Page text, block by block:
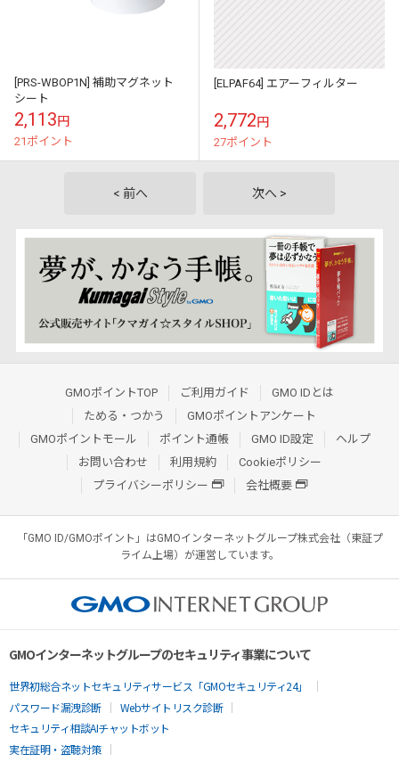
[PRS-WBOP1N] 補助マグネット
シート
2,113円
21ポイント
[ELPAF64] エアーフィルター
2,772円
27ポイント
< 前へ 次へ >
GMOポイントTOP ご利用ガイド
GMO IDとは
ためる・つかう
GMOポイントアンケート
GMOポイントモール
ポイント通帳 GMO ID設定
ヘルプ
お問い合わせ
利用規約
Cookieポリシー
プライバシーポリシー
会社概要
「GMO ID/GMOポイント」はGMOインターネットグループ株式会社（東証プ
ライム上場）が運営しています。
GMOインターネットグループのセキュリティ事業について
世界初総合ネットセキュリティサービス「GMOセキュリティ24」
パスワード漏洩診断
Webサイトリスク診断
セキュリティ相談AIチャットボット
実在証明・盗聴対策